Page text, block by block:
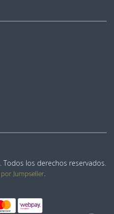
Todos los derechos reservados.
Jumpseller.